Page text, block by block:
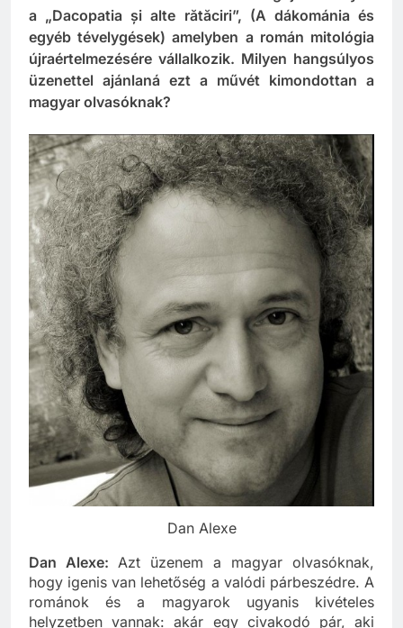
– A közelmúltban került boltokba legújabb könyve
a „Dacopatia și alte rătăciri”, (A dákománia és
egyéb tévelygések) amelyben a román mitológia
újraértelmezésére vállalkozik. Milyen hangsúlyos
üzenettel ajánlaná ezt a művét kimondottan a
Dan Alexe:Azt üzenem a magyar olvasóknak,
hogy igenis van lehetőség a valódi párbeszédre. A
románok és a magyarok ugyanis kivételes